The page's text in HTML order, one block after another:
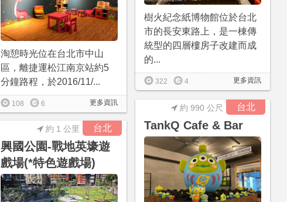
樹火紀念紙博物館位於台北
市的長安東路上，是一棟傳
統型的四層樓房子改建而成
的...
更多資訊
322 4
淘憩時光位在台北市中山
區，離捷運松江南京站約5
分鐘路程，於2016/11/...
更多資訊
108 6 台北
TankQ Cafe & Bar
約 990 公尺
台北
興國公園-戰地英壕遊
戲場(*特色遊戲場)
約 1 公里